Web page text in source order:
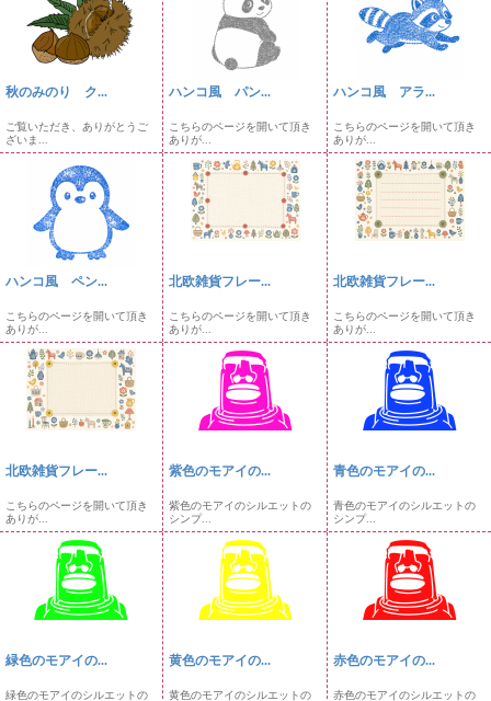
秋のみのり ク...
ご覧いただき、ありがとうご
ざいま...
ハンコ風 パン...
こちらのページを開いて頂き
ありが...
ハンコ風 アラ...
こちらのページを開いて頂き
ありが...
ハンコ風 ペン...
こちらのページを開いて頂き
ありが...
北欧雑貨フレー...
こちらのページを開いて頂き
ありが...
北欧雑貨フレー...
こちらのページを開いて頂き
ありが...
北欧雑貨フレー...
こちらのページを開いて頂き
ありが...
紫色のモアイの...
紫色のモアイのシルエットの
シンプ...
青色のモアイの...
青色のモアイのシルエットの
シンプ...
緑色のモアイの...
緑色のモアイのシルエットの
黄色のモアイの...
黄色のモアイのシルエットの
赤色のモアイの...
赤色のモアイのシルエットの